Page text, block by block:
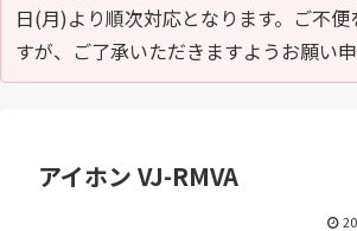
日(月)より順次対応となります。ご不
すが、ご了承いただきますようお願い申
アイホン VJ-RMVA